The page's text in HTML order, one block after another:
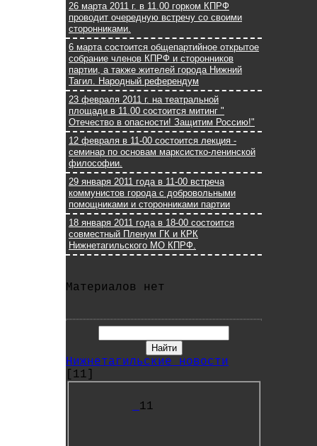
26 марта 2011 г. в 11.00 горком КПРФ
проводит очередную встречу со своими
сторонниками.
6 марта состоится общепартийное открытое
собрание членов КПРФ и сторонников
партии, а также жителей города Нижний
Тагил. Народный референдум
23 февраля 2011 г. на театральной
площади в 11.00 состоится митинг "
Отечество в опасности! Защитим Россию!"
12 февраля в 11-00 состоится лекция -
семинар по основам марксистко-ленинской
философии.
29 января 2011 года в 11-00 встреча
коммунистов города с добровольными
помощниками и сторонниками партии
18 января 2011 года в 18-00 состоится
совместный Пленум ГК и КРК
Нижнетагильского МО КПРФ.
Материалов нет
Нижнетагильские новости
[11]
11